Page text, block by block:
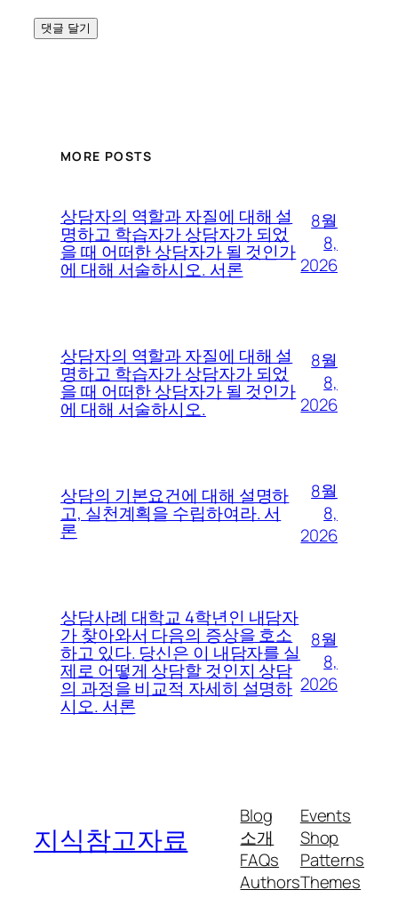
MORE POSTS
상담자의 역할과 자질에 대해 설
명하고 학습자가 상담자가 되었
을 때 어떠한 상담자가 될 것인가
에 대해 서술하시오. 서론
8월
8,
2026
상담자의 역할과 자질에 대해 설
명하고 학습자가 상담자가 되었
을 때 어떠한 상담자가 될 것인가
에 대해 서술하시오.
8월
8,
2026
상담의 기본요건에 대해 설명하
고, 실천계획을 수립하여라. 서
론
8월
8,
2026
상담사례 대학교 4학년인 내담자
가 찾아와서 다음의 증상을 호소
하고 있다. 당신은 이 내담자를 실
제로 어떻게 상담할 것인지 상담
의 과정을 비교적 자세히 설명하
시오. 서론
8월
8,
2026
지식참고자료
Blog
소개
FAQs
Authors
Events
Shop
Patterns
Themes